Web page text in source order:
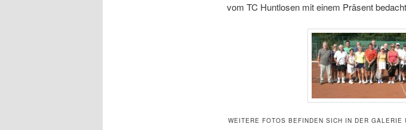
vom TC Huntlosen mit einem Präsent
WEITERE FOTOS BEFINDEN SICH IN DER